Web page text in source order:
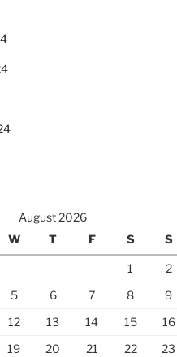
August 2026
W T F S S
1
2
5 6 7 8
9
12 13 14 15
16
19 20 21 22
23